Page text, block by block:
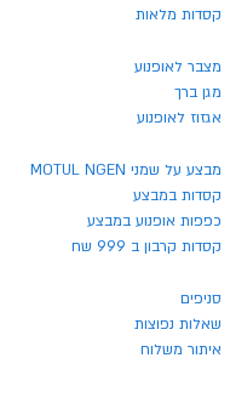
קסדות מלאות
מצבר לאופנוע
מגן ברך
אגזוז לאופנוע
מבצע על שמני MOTUL NGEN
קסדות במבצע
כפפות אופנוע במבצע
קסדות קרבון ב 999 שח
סניפים
שאלות נפוצות
איתור משלוח